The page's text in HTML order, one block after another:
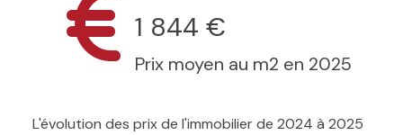
1 844 €
Prix moyen au m2 en 2025
L'évolution des prix de l'immobilier de 2024 à 2025